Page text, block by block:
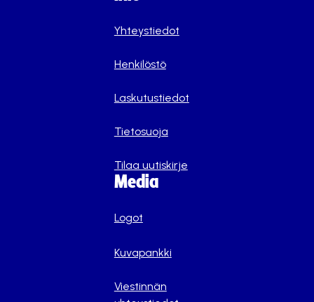
Yhteystiedot
Henkilöstö
Laskutustiedot
Tietosuoja
Tilaa uutiskirje
Media
Logot
Kuvapankki
Viestinnän